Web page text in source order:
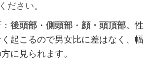
ださい。
後頭部 ・ 側頭部 ・ 顔・頭頂部。性
起こるので男女比に差はなく、幅
に見られます。